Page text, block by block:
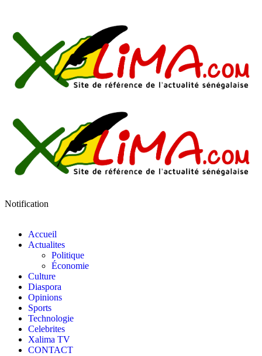
Notification
Accueil
Actualites
Politique
Économie
Culture
Diaspora
Opinions
Sports
Technologie
Celebrites
Xalima TV
CONTACT